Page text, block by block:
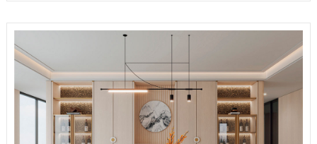
预约测量
系我们
联系方式
在线留言